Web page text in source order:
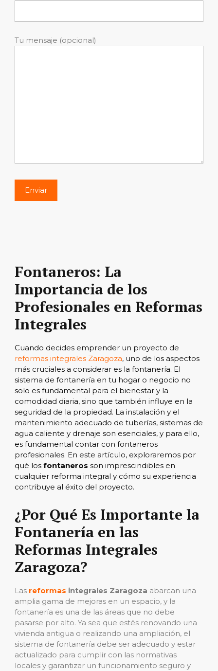
Tu mensaje (opcional)
Fontaneros: La
Importancia de los
Profesionales en Reformas
Integrales
Cuando decides emprender un proyecto de
reformas integrales Zaragoza, uno de los aspectos
más cruciales a considerar es la fontanería. El
sistema de fontanería en tu hogar o negocio no
solo es fundamental para el bienestar y la
comodidad diaria, sino que también influye en la
seguridad de la propiedad. La instalación y el
mantenimiento adecuado de tuberías, sistemas de
agua caliente y drenaje son esenciales, y para ello,
es fundamental contar con fontaneros
profesionales. En este artículo, exploraremos por
qué los fontaneros son imprescindibles en
cualquier reforma integral y cómo su experiencia
contribuye al éxito del proyecto.
¿Por Qué Es Importante la
Fontanería en las
Reformas Integrales
Zaragoza?
Las reformas integrales Zaragoza abarcan una
amplia gama de mejoras en un espacio, y la
fontanería es una de las áreas que no debe
pasarse por alto. Ya sea que estés renovando una
vivienda antigua o realizando una ampliación, el
sistema de fontanería debe ser adecuado y estar
actualizado para cumplir con las normativas
locales y garantizar un funcionamiento seguro y